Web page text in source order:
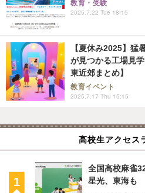
教育・受験
2025.7.22 Tue 18:15
【夏休み2025】猛
が見つかる工場見
東近郊まとめ】
教育イベント
2025.7.17 Thu 15:15
高校生アクセス
全国高校麻雀
星光、東海も